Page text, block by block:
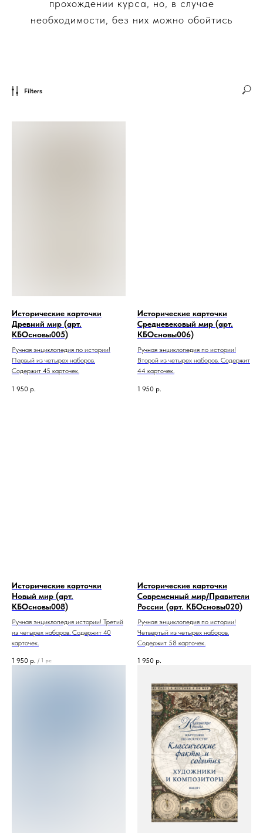
прохождении курса, но, в случае
необходимости, без них можно обойтись
Filters
Исторические карточки
Древний мир (арт.
КБОсновы005)
Ручная энциклопедия по истории!
Первый из четырех наборов.
Содержит 45 карточек.
1 950 р.
Исторические карточки
Средневековый мир (арт.
КБОсновы006)
Ручная энциклопедия по истории!
Второй из четырех наборов. Содержит
44 карточек.
1 950 р.
Исторические карточки
Новый мир (арт.
КБОсновы008)
Ручная энциклопедия истории! Третий
из четырех наборов. Содержит 40
карточек.
1 950 р. / 1 pc
Исторические карточки
Современный мир/Правители
России (арт. КБОсновы020)
Ручная энциклопедия по истории!
Четвертый из четырех наборов.
Содержит 58 карточек.
1 950 р.